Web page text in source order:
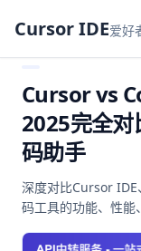
Cursor IDE爱好
Cursor vs
2025完全
码助手
深度对比Cursor
码工具的功能、性